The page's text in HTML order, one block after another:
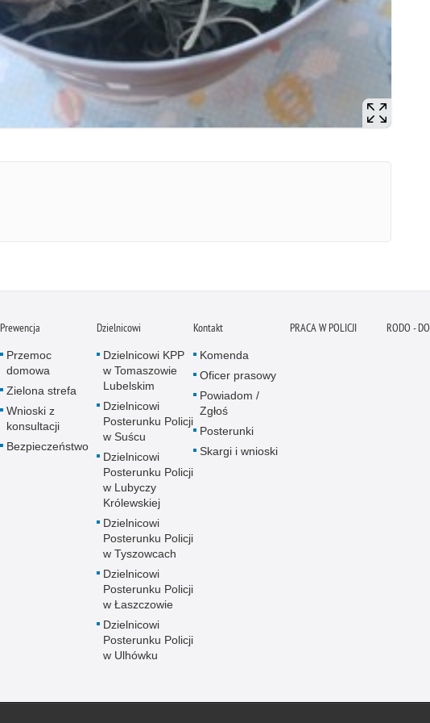
Prewencja
Przemoc
domowa
Zielona strefa
Wnioski z
konsultacji
Bezpieczeństwo
Dzielnicowi
Dzielnicowi KPP
w Tomaszowie
Lubelskim
Dzielnicowi
Posterunku Policji
w Suścu
Dzielnicowi
Posterunku Policji
w Lubyczy
Królewskiej
Dzielnicowi
Posterunku Policji
w Tyszowcach
Dzielnicowi
Posterunku Policji
w Łaszczowie
Dzielnicowi
Posterunku Policji
w Ulhówku
Kontakt
Komenda
Oficer prasowy
Powiadom /
Zgłoś
Posterunki
Skargi i wnioski
PRACA W POLICJI RODO -